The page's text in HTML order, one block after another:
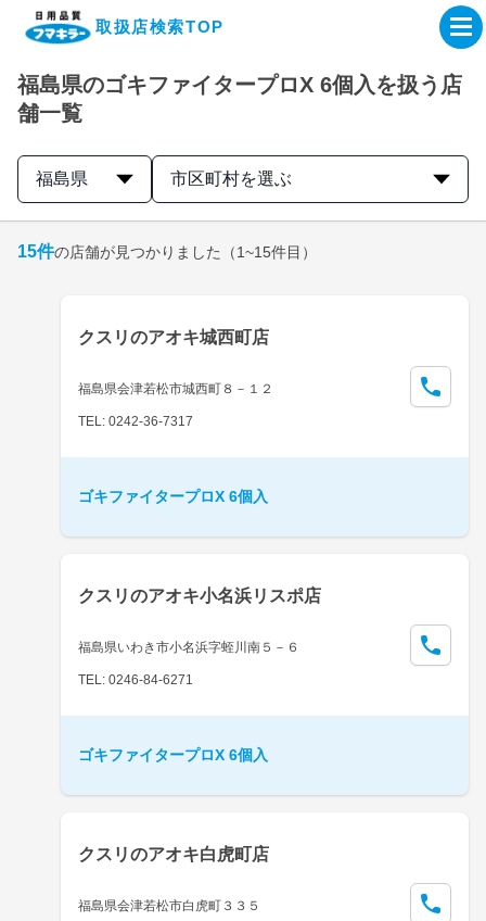
取扱店検索TOP
企業・IR情報サイト
製品情報サイト
取扱店検索はこちら
福島県のゴキファイタープロX 6個入を扱う店
舗一覧
福島県 市区町村を選ぶ
15件の店舗が見つかりました （1~15件目）
クスリのアオキ城西町店
福島県会津若松市城西町８－１２
TEL: 0242-36-7317
ゴキファイタープロX 6個入
クスリのアオキ小名浜リスポ店
福島県いわき市小名浜字蛭川南５－６
TEL: 0246-84-6271
ゴキファイタープロX 6個入
クスリのアオキ白虎町店
福島県会津若松市白虎町３３５